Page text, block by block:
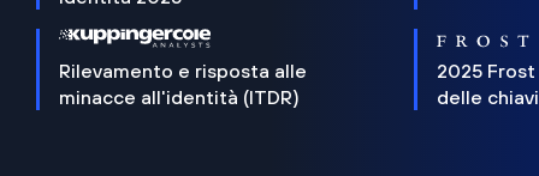
Rilevamento e risposta alle
minacce all'identità (ITDR)
2025 Frost
delle